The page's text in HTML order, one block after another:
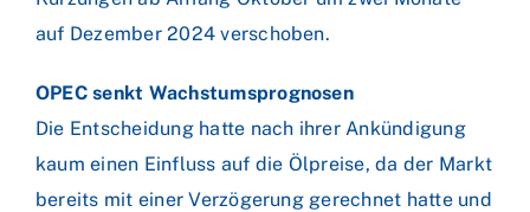
auf Dezember 2024 verschoben.
OPEC senkt Wachstumsprognosen
Die Entscheidung hatte nach ihrer Ankündigung
kaum einen Einfluss auf die Ölpreise, da der Markt
bereits mit einer Verzögerung gerechnet hatte und